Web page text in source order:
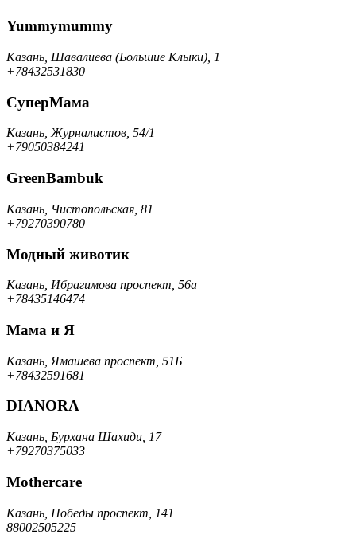
Yummymummy
Казань, Шавалиева (Большие Клыки), 1
+78432531830
СуперМама
Казань, Журналистов, 54/1
+79050384241
GreenBambuk
Казань, Чистопольская, 81
+79270390780
Модный животик
Казань, Ибрагимова проспект, 56а
+78435146474
Мама и Я
Казань, Ямашева проспект, 51Б
+78432591681
DIANORA
Казань, Бурхана Шахиди, 17
+79270375033
Mothercare
Казань, Победы проспект, 141
88002505225